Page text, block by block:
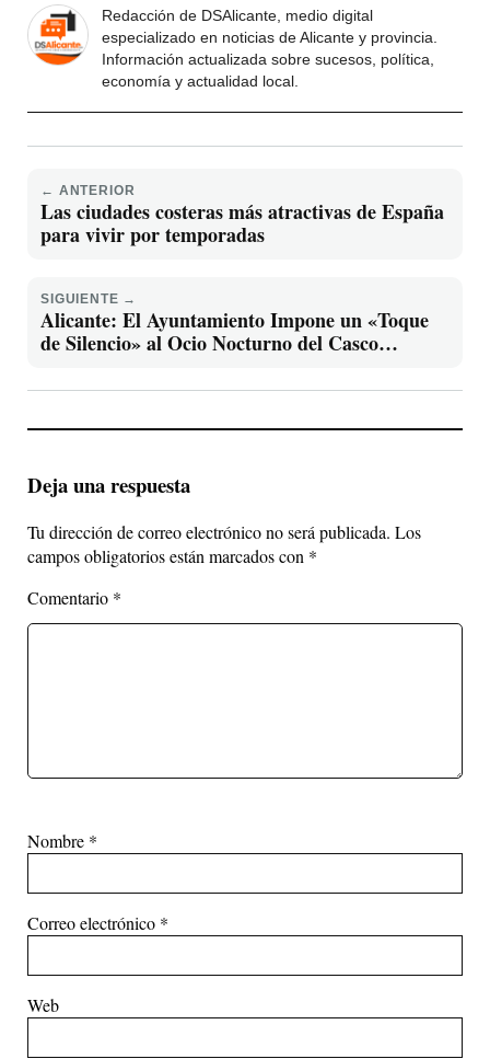
Redacción de DSAlicante, medio digital
especializado en noticias de Alicante y provincia.
Información actualizada sobre sucesos, política,
economía y actualidad local.
← ANTERIOR
Las ciudades costeras más atractivas de España
para vivir por temporadas
SIGUIENTE →
Alicante: El Ayuntamiento Impone un «Toque
de Silencio» al Ocio Nocturno del Casco
Deja una respuesta
Tu dirección de correo electrónico no será publicada. Los
campos obligatorios están marcados con *
Comentario *
Nombre *
Correo electrónico *
Web